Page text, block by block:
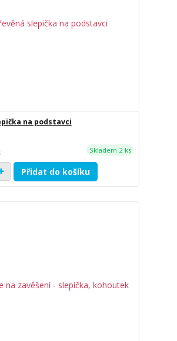
na podstavci
Skladem 2 ks
Přidat do košíku